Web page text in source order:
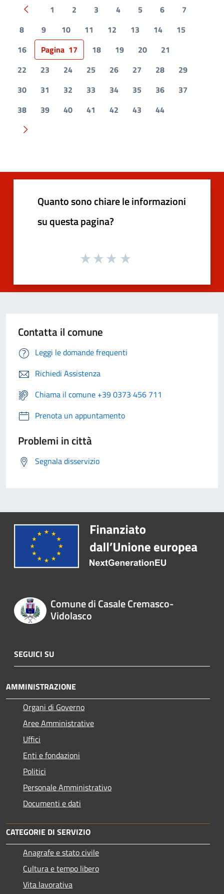
Pagina precedente
1 2 3 4 5 6
7
8
9 10 11 12 13 14
15
16
Pagina 17 18 19 20
21
22
23 24 25 26 27 28
29
30
31 32 33 34 35 36
37
38
39 40 41 42 43 44
Pagina successiva
Quanto sono chiare le informazioni
su questa pagina?
Contatta il comune
Leggi le domande frequenti
Richiedi Assistenza
Chiama il comune +39 0373 456 711
Prenota un appuntamento
Problemi in città
Segnala disservizio
Comune di Casale Cremasco-
Vidolasco
SEGUICI SU
AMMINISTRAZIONE
Organi di Governo
Aree Amministrative
Uffici
Enti e fondazioni
Politici
Personale Amministrativo
Documenti e dati
CATEGORIE DI SERVIZIO
Anagrafe e stato civile
Cultura e tempo libero
Vita lavorativa